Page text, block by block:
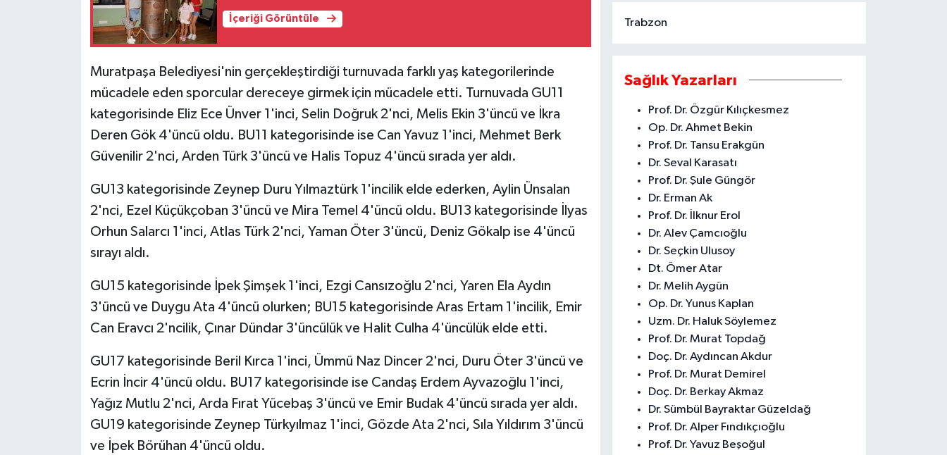
İçeriği Görüntüle
Muratpaşa Belediyesi'nin gerçekleştirdiği turnuvada farklı yaş kategorilerinde
mücadele eden sporcular dereceye girmek için mücadele etti. Turnuvada GU11
kategorisinde Eliz Ece Ünver 1'inci, Selin Doğruk 2'nci, Melis Ekin 3'üncü ve İkra
Deren Gök 4'üncü oldu. BU11 kategorisinde ise Can Yavuz 1'inci, Mehmet Berk
Güvenilir 2'nci, Arden Türk 3'üncü ve Halis Topuz 4'üncü sırada yer aldı.
GU13 kategorisinde Zeynep Duru Yılmaztürk 1'incilik elde ederken, Aylin Ünsalan
2'nci, Ezel Küçükçoban 3'üncü ve Mira Temel 4'üncü oldu. BU13 kategorisinde İlyas
Orhun Salarcı 1'inci, Atlas Türk 2'nci, Yaman Öter 3'üncü, Deniz Gökalp ise 4'üncü
sırayı aldı.
GU15 kategorisinde İpek Şimşek 1'inci, Ezgi Cansızoğlu 2'nci, Yaren Ela Aydın
3'üncü ve Duygu Ata 4'üncü olurken; BU15 kategorisinde Aras Ertam 1'incilik, Emir
Can Eravcı 2'ncilik, Çınar Dündar 3'üncülük ve Halit Culha 4'üncülük elde etti.
GU17 kategorisinde Beril Kırca 1'inci, Ümmü Naz Dincer 2'nci, Duru Öter 3'üncü ve
Ecrin İncir 4'üncü oldu. BU17 kategorisinde ise Candaş Erdem Ayvazoğlu 1'inci,
Yağız Mutlu 2'nci, Arda Fırat Yücebaş 3'üncü ve Emir Budak 4'üncü sırada yer aldı.
GU19 kategorisinde Zeynep Türkyılmaz 1'inci, Gözde Ata 2'nci, Sıla Yıldırım 3'üncü
ve İpek Börühan 4'üncü oldu.
Trabzon
Sağlık Yazarları
Prof. Dr. Özgür Kılıçkesmez
Op. Dr. Ahmet Bekin
Prof. Dr. Tansu Erakgün
Dr. Seval Karasatı
Prof. Dr. Şule Güngör
Dr. Erman Ak
Prof. Dr. İlknur Erol
Dr. Alev Çamcıoğlu
Dr. Seçkin Ulusoy
Dt. Ömer Atar
Dr. Melih Aygün
Op. Dr. Yunus Kaplan
Uzm. Dr. Haluk Söylemez
Prof. Dr. Murat Topdağ
Doç. Dr. Aydıncan Akdur
Prof. Dr. Murat Demirel
Doç. Dr. Berkay Akmaz
Dr. Sümbül Bayraktar Güzeldağ
Prof. Dr. Alper Fındıkçıoğlu
Prof. Dr. Yavuz Beşoğul